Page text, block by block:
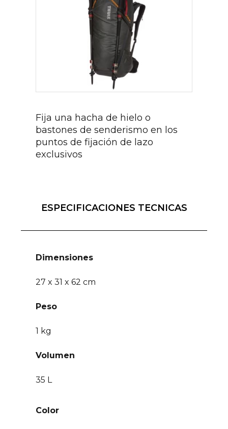
Fija una hacha de hielo o
bastones de senderismo en los
puntos de fijación de lazo
exclusivos
ESPECIFICACIONES TECNICAS
Dimensiones
27 x 31 x 62 cm
Peso
1 kg
Volumen
35 L
Color